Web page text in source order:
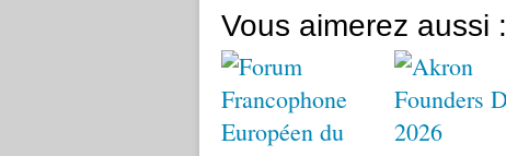
Vous aimerez aussi :